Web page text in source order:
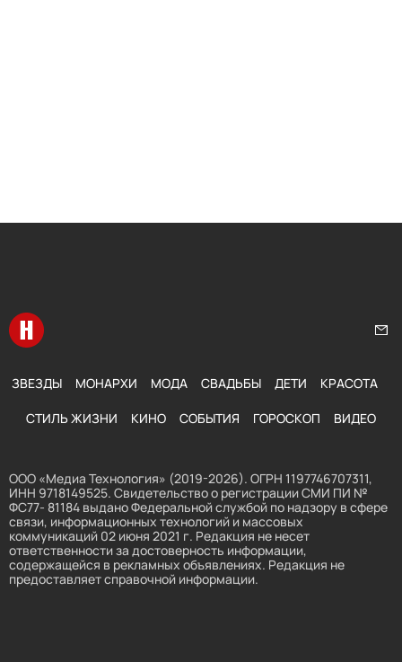
Перейти на главную
ЗВЕЗДЫ МОНАРХИ МОДА СВАДЬБЫ ДЕТИ КРАСОТА
СТИЛЬ ЖИЗНИ КИНО СОБЫТИЯ ГОРОСКОП ВИДЕО
ООО «Медиа Технология» (2019-2026). ОГРН 1197746707311,
ИНН 9718149525. Свидетельство о регистрации СМИ ПИ №
ФС77- 81184 выдано Федеральной службой по надзору в сфере
связи, информационных технологий и массовых
коммуникаций 02 июня 2021 г. Редакция не несет
ответственности за достоверность информации,
содержащейся в рекламных объявлениях. Редакция не
предоставляет справочной информации.